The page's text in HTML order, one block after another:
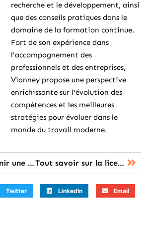
recherche et le développement, ainsi
que des conseils pratiques dans le
domaine de la formation continue.
Fort de son expérience dans
l'accompagnement des
professionnels et des entreprises,
Vianney propose une perspective
enrichissante sur l'évolution des
compétences et les meilleures
stratégies pour évoluer dans le
monde du travail moderne.
Comment obtenir une bourse d’étude Tout savoir sur la licence sciences pour la santé
Twitter LinkedIn Email